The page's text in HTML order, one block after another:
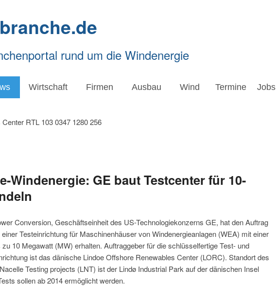
rund um die Windenergie
Wirtschaft Firmen Ausbau Wind Termine Jobs
Windenergie: GE baut Testcenter für 10-
Conversion, Geschäftseinheit des US-Technologiekonzerns GE, hat den Auftrag
Testeinrichtung für Maschinenhäuser von Windenergieanlagen (WEA) mit einer
10 Megawatt (MW) erhalten. Auftraggeber für die schlüsselfertige Test- und
ist das dänische Lindoe Offshore Renewables Center (LORC). Standort des
Testing projects (LNT) ist der Lindø Industrial Park auf der dänischen Insel
sollen ab 2014 ermöglicht werden.